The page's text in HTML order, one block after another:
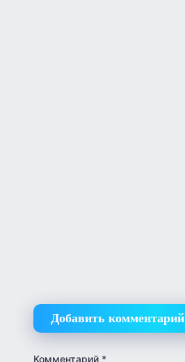
Добавить комментарий
Комментарий *